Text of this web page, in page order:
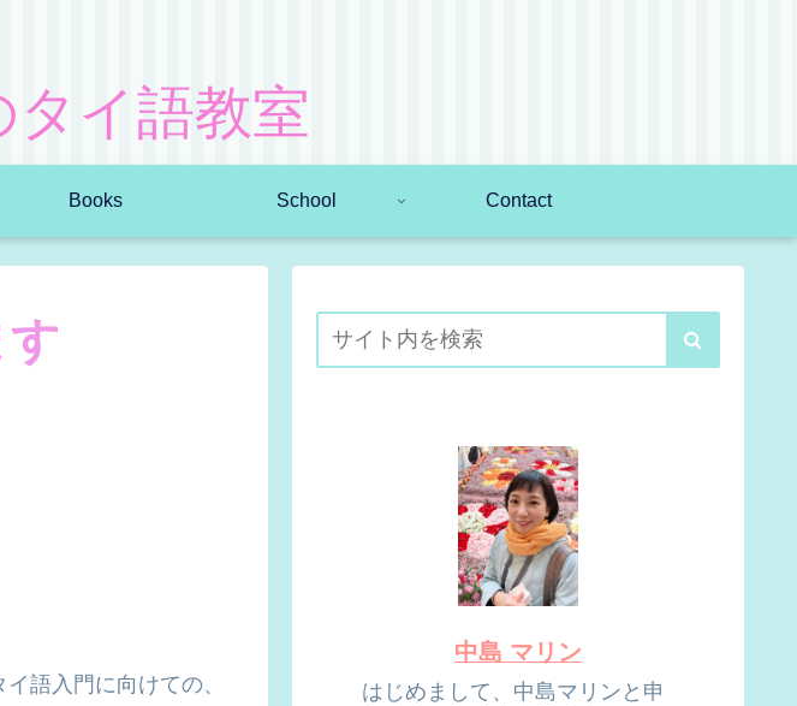
イ語教室
Books School Contact
語入門に向けての、
中島 マリン
はじめまして、中島マリンと申